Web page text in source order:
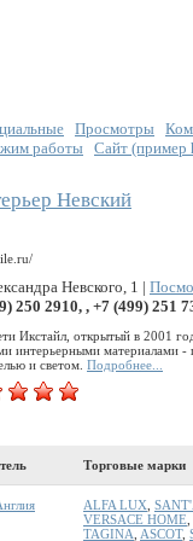
Просмотры
работы Сайт (пример
Невский
Невского, 1 |
250 2910, , +7 (499) 251
Икстайл, открытый в 2001
интерьерными материалами
и светом. Подробнее...
Торговые марки
ALFA LUX
VERSACE HOME
TAGINA ASCOT,